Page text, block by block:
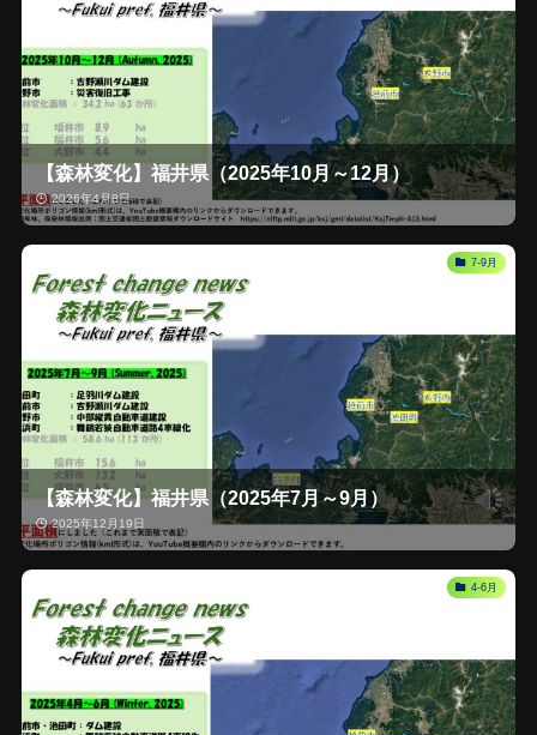
【森林変化】福井県（2025年10月～12月）
2026年4月8日
7-9月
【森林変化】福井県（2025年7月～9月）
2025年12月19日
4-6月